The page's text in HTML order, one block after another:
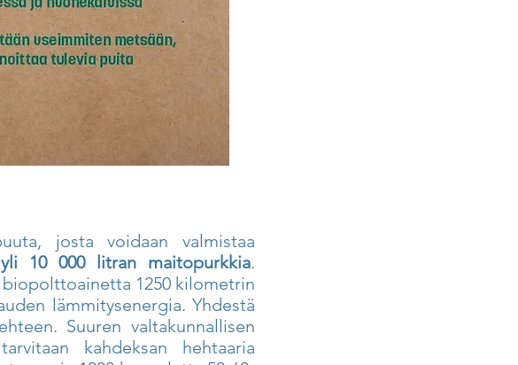
josta voidaan valmistaa
yli 10 000 litran maitopurkkia.
biopolttoainetta 1250 kilometrin
lämmitysenergia. Yhdestä
Suuren valtakunnallisen
kahdeksan hehtaaria